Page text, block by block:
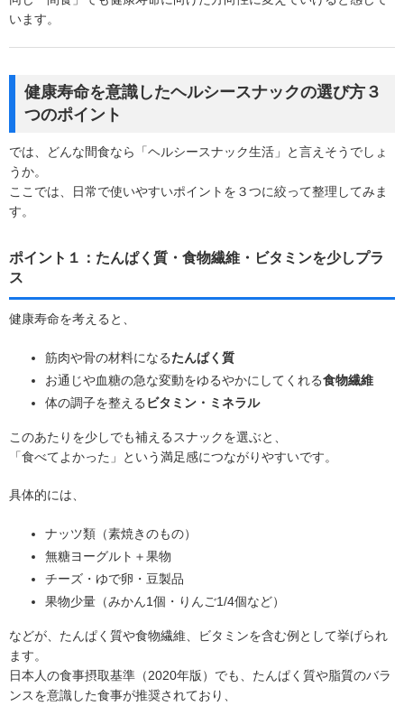
います。
健康寿命を意識したヘルシースナックの選び方３
つのポイント
では、どんな間食なら「ヘルシースナック生活」と言えそうでしょ
うか。
ここでは、日常で使いやすいポイントを３つに絞って整理してみま
す。
ポイント１：たんぱく質・食物繊維・ビタミンを少しプラ
ス
健康寿命を考えると、
筋肉や骨の材料になるたんぱく質
お通じや血糖の急な変動をゆるやかにしてくれる食物繊維
体の調子を整える ビタミン・ミネラル
このあたりを少しでも補えるスナックを選ぶと、
「食べてよかった」という満足感につながりやすいです。
具体的には、
ナッツ類（素焼きのもの）
無糖ヨーグルト＋果物
チーズ・ゆで卵・豆製品
果物少量（みかん1個・りんご1/4個など）
などが、たんぱく質や食物繊維、ビタミンを含む例として挙げられ
ます。
日本人の食事摂取基準（2020年版）でも、たんぱく質や脂質のバラ
ンスを意識した食事が推奨されており、